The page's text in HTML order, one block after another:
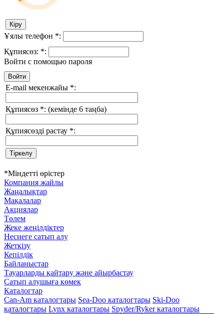
Ұялы телефон *:
Құпиясөз: *:
Войти с помощью пароля
E-mail мекенжайы *:
Құпиясөз *: (кемінде 6 таңба)
Құпиясөзді растау *:
*Міндетті өрістер
Компания жайлы
Жаңалықтар
Мақалалар
Акциялар
Төлем
Жеке жеңілдіктер
Несиеге сатып алу
Жеткізу
Кепілдік
Байланыстар
Тауарларды қайтару және айырбастау
Сатып алушыға көмек
Каталогтар
Can-Am каталогтары Sea-Doo каталогтары Ski-Doo
каталогтары Lynx каталогтары Spyder/Ryker каталогтары